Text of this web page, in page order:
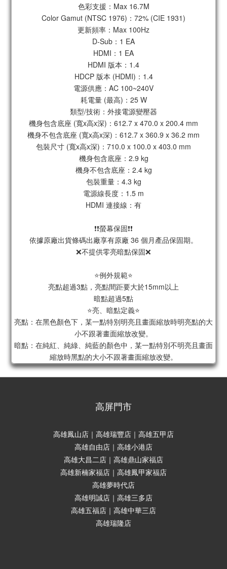
色彩支援：Max 16.7M
Color Gamut (NTSC 1976)：72% (CIE 1931)
更新頻率：Max 100Hz
D-Sub：1 EA
HDMI：1 EA
HDMI 版本：1.4
HDCP 版本 (HDMI)：1.4
電源供應：AC 100~240V
耗電量 (最高)：25 W
類型/技術：外接電源變壓器
機身包含底座 (寬x高x深)：612.7 x 470.0 x 200.4 mm
機身不包含底座 (寬x高x深)：612.7 x 360.9 x 36.2 mm
包裝尺寸 (寬x高x深)：710.0 x 100.0 x 403.0 mm
機身包含底座：2.9 kg
機身不包含底座：2.4 kg
包裝重量：4.3 kg
電源線長度：1.5 m
HDMI 連接線：有
❗❗螢幕保固❗❗
依據原廠出貨條碼出廠享有原廠 36 個月產品保固期。
❌不提供零亮暗點保固❌
⭐例外規範⭐
亮點超過3點，亮點間距要大於15mm以上
暗點超過5點
⭐亮、暗點定義⭐
亮點：在黑色顏色下，某一點特別明亮且畫面縮放時明亮點的大
小不跟著畫面縮放改變。
暗點：在純紅、純綠、純藍的顏色中，某一點特別不明亮且畫面
縮放時黑點的大小不跟著畫面縮放改變。
高屏門市
高雄鳳山店｜高雄瑞豐店｜高雄五甲店
高雄自由店｜高雄小港店
高雄大昌二店｜高雄鼎山家福店
高雄新楠家福店｜高雄鳳甲家福店
高雄夢時代店
高雄明誠店｜高雄三多店
高雄五福店｜高雄中華三店
高雄瑞隆店